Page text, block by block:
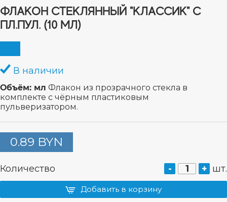
ФЛАКОН СТЕКЛЯННЫЙ "КЛАССИК" С
ПЛ.ПУЛ. (10 МЛ)
В наличии
Объём: мл Флакон из прозрачного стекла в
комплекте с чёрным пластиковым
пульверизатором.
0.89 BYN
Количество - + шт.
Добавить в корзину